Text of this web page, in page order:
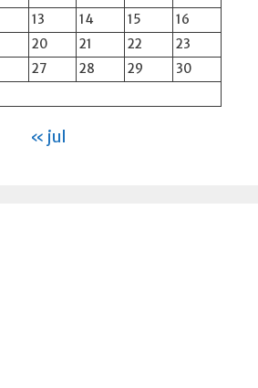
13 14 15
16
20 21 22
23
27 28 29
30
« jul